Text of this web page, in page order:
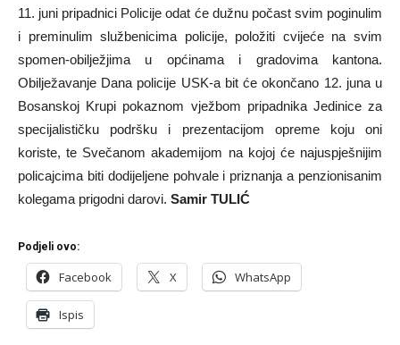
11. juni pripadnici Policije odat će dužnu počast svim poginulim
i preminulim službenicima policije, položiti cvijeće na svim
spomen-obilježjima u općinama i gradovima kantona.
Obilježavanje Dana policije USK-a bit će okončano 12. juna u
Bosanskoj Krupi pokaznom vježbom pripadnika Jedinice za
specijalističku podršku i prezentacijom opreme koju oni
koriste, te Svečanom akademijom na kojoj će najuspješnijim
policajcima biti dodijeljene pohvale i priznanja a penzionisanim
kolegama prigodni darovi. Samir TULIĆ
Podjeli ovo:
Facebook X WhatsApp
Ispis